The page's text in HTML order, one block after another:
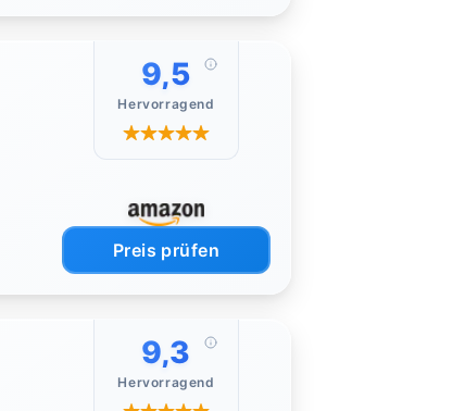
9,5
Hervorragend
Preis prüfen
9,3
Hervorragend